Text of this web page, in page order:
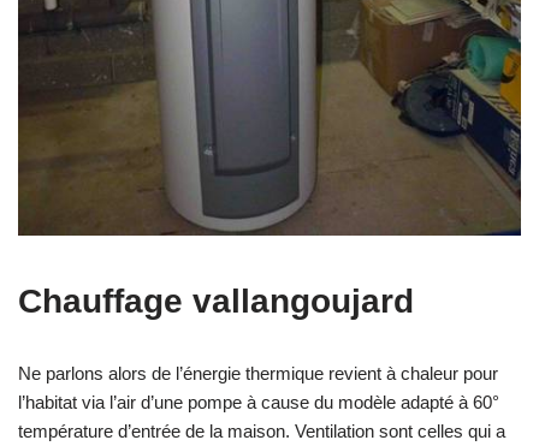
Chauffage vallangoujard
Ne parlons alors de l’énergie thermique revient à chaleur pour
l’habitat via l’air d’une pompe à cause du modèle adapté à 60°
température d’entrée de la maison. Ventilation sont celles qui a